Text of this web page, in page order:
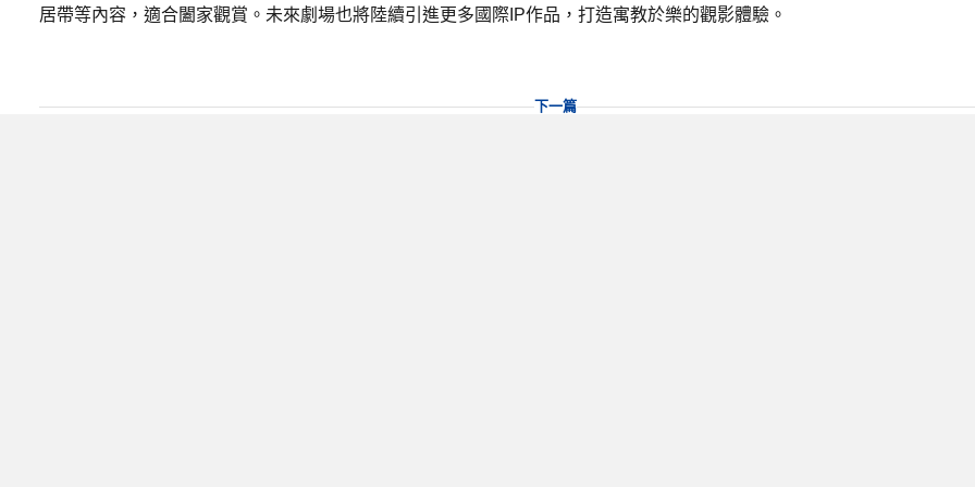
居帶等內容，適合闔家觀賞。未來劇場也將陸續引進更多國際IP作品，打造寓教於樂的觀影體驗。
下一篇